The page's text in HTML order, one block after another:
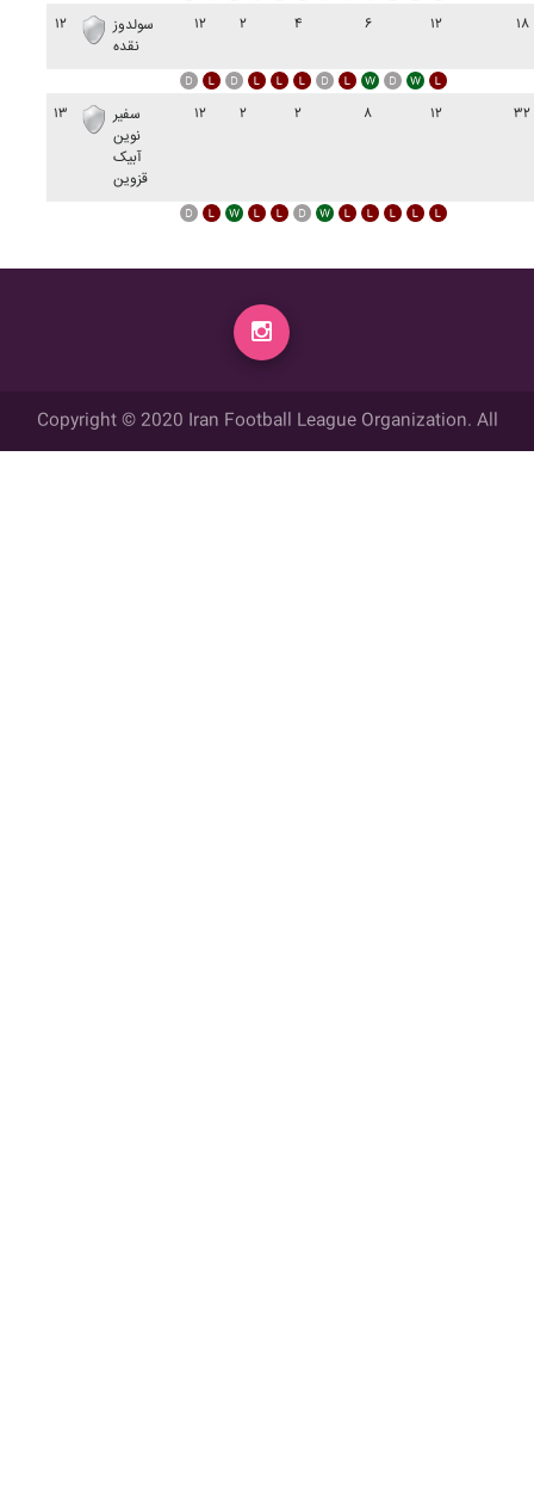
۱۲
سولدوز
نقده
۱۲ ۲ ۴ ۶ ۱۲ ۱۸
۱۳
سفير
نوين
آبيک
قزوين
۱۲ ۲ ۲ ۸ ۱۲ ۳۲
Copyright © 2020 Iran Football League Organization. All